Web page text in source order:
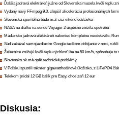
Ďalšia jadrová elektráreň južne od Slovenska musela kvôli teplu
Vydaný nový FFmpeg 9.0, zlepšil akceleráciu profesionálnych
Slovenská sporiteľňa bude mať cez víkend odstávku
NASA na diaľku na sonde Voyager 2 úspešne znížila spotrebu
Maďarsko jadrovú elektráreň nakoniec kompletne neodstavilo,
Súd zakázal samojazdiacim Google taxíkom dobíjanie v noci,
Železnice znižujú kvôli teplu rýchlosť iba na 50 km/h, spôsobuje to
Slovensko.sk má opäť technické problémy
V Poľsku spustili takmer gigawatthodinové úložisko, z LiFePO4
Telekom pridal 12 GB balík pre Easy, chce zaň 12 eur
Diskusia: